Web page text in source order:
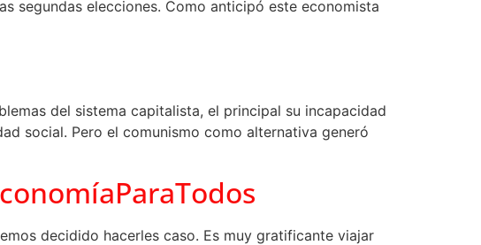
segundas elecciones. Como anticipó este economista
del sistema capitalista, el principal su incapacidad
social. Pero el comunismo como alternativa generó
decidido hacerles caso. Es muy gratificante viajar